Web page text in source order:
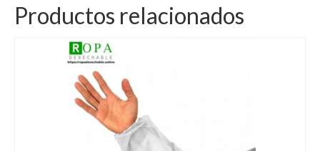
Productos relacionados